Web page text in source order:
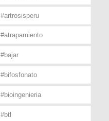
#artrosisperu
#atrapamiento
#bajar
#bifosfonato
#bioingenieria
#btl